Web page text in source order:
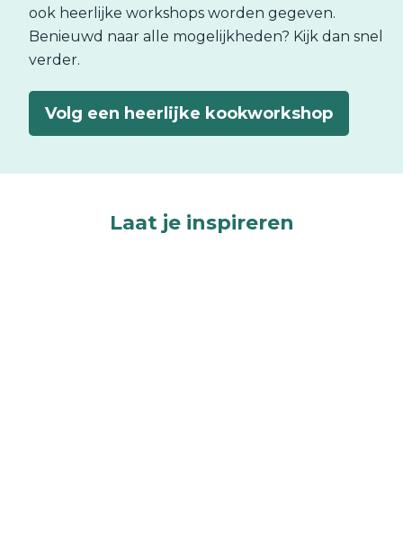
ook heerlijke workshops worden gegeven.
Benieuwd naar alle mogelijkheden? Kijk dan snel
verder.
Volg een heerlijke kookworkshop
Laat je inspireren